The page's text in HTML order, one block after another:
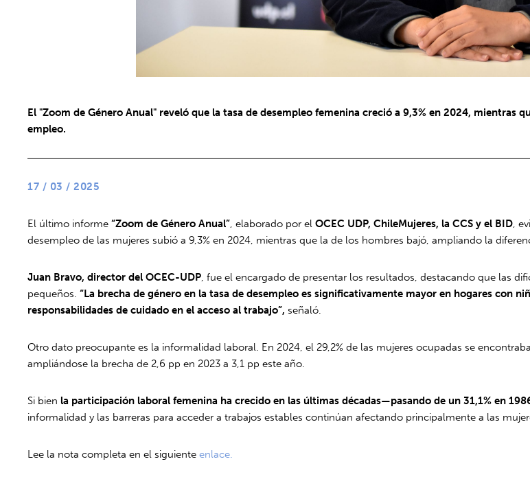
El "Zoom de Género Anual" reveló que la tasa de desempleo femenina creció a 9,3% en 2024, mientras
empleo.
17 / 03 / 2025
El último informe “Zoom de Género Anual”, elaborado por elOCEC UDP, ChileMujeres, la CCS y el BID,
desempleo de las mujeres subió a 9,3% en 2024, mientras que la de los hombres bajó, ampliando la
Juan Bravo, director del OCEC-UDP, fue el encargado de presentar los resultados, destacando que las
pequeños.“La brecha de género en la tasa de desempleo es significativamente mayor en hogares con
responsabilidades de cuidado en el acceso al trabajo”, señaló.
Otro dato preocupante es la informalidad laboral. En 2024, el 29,2% de las mujeres ocupadas se
ampliándose la brecha de 2,6 pp en 2023 a 3,1 pp este año.
Si bien la participación laboral femenina ha crecido en las últimas décadas—pasando de un 31,1% en
informalidad y las barreras para acceder a trabajos estables continúan afectando principalmente a las
Lee la nota completa en el siguienteenlace.